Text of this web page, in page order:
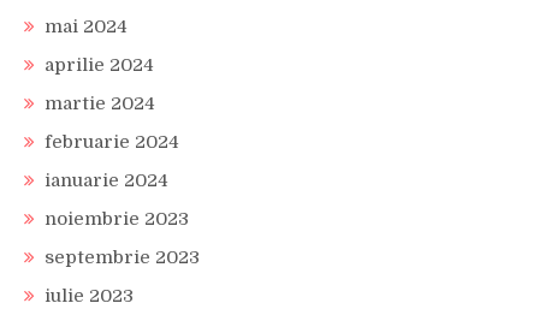
mai 2024
aprilie 2024
martie 2024
februarie 2024
ianuarie 2024
noiembrie 2023
septembrie 2023
iulie 2023